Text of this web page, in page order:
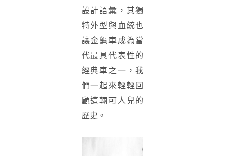
設計語彙，其獨
特外型與血統也
讓金龜車成為當
代最具代表性的
經典車之一，我
們一起來輕輕回
顧這輛可人兒的
歷史。